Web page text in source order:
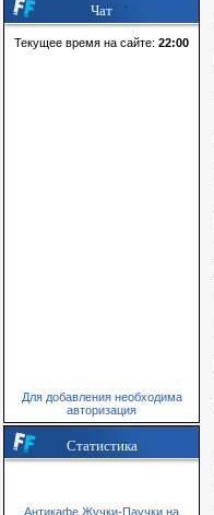
Чат
Текущее время на сайте: 22:00
Для добавления необходима
авторизация
Статистика
Антикафе Жучки-Паучки на